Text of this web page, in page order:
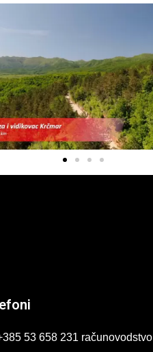
53 658 231 računovodstvo